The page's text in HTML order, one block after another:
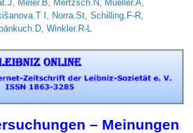
, Meier.B, Mertzsch.N, Mueller.A,
I , Norra.St,Schilling.F-R,
,Winkler.R-L
– Meinungen